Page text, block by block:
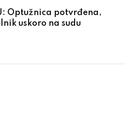
Optužnica potvrđena,
uskoro na sudu